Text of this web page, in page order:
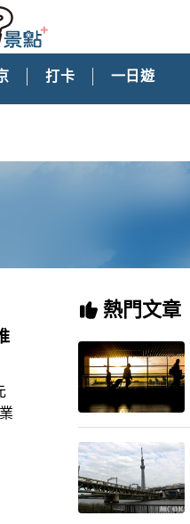
打卡 一日遊
熱門文章